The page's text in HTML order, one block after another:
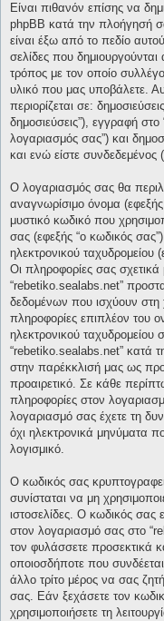
Είναι πιθανόν επίσης να
phpBB κατά την πλοήγησή
είναι έξω από το πεδίο
σελίδες που
τρόπος με τον οποίο
υλικό που μας υποβάλετε.
περιορίζεται σε:
δημοσιεύσεις”), εγγραφή
λογαριασμός σας”) και
και ενώ είστε συνδεδεμένος
Ο λογαριασμός σας θα
αναγνωρίσιμο όνομα
μυστικό κωδικό που
σας (εφεξής “ο κωδικός
ηλεκτρονικού ταχυδρομείου
Οι πληροφορίες σας
“rebetiko.sealabs.net”
δεδομένων που ισχύουν
πληροφορίες επιπλέον του
ηλεκτρονικού
“rebetiko.sealabs.net” κατά
στην παρέκκλισή μας ως
προαιρετικό. Σε κάθε
πληροφορίες στον
λογαριασμό σας έχετε τη
όχι ηλεκτρονικά μηνύματα
λογισμικό.
Ο κωδικός σας
συνίσταται να μη
ιστοσελίδες. Ο κωδικός σας
στον λογαριασμό σας στο
τον φυλάσσετε προσεκτικά
οποιοσδήποτε που
άλλο τρίτο μέρος να σας
σας. Εάν ξεχάσετε τον
χρησιμοποιήσετε τη